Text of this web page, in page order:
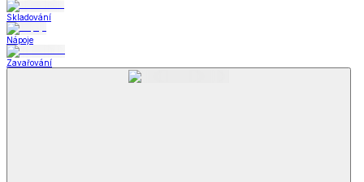
Skladování
Nápoje
Zavařování